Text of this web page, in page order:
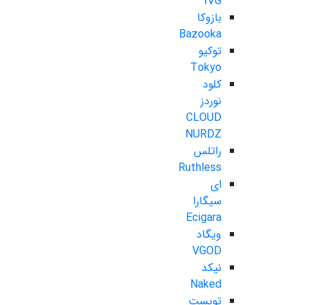
بازوکا
Bazooka
توکیو
Tokyo
کلود
نوردز
CLOUD
NURDZ
راتلس
Ruthless
ای
سیگارا
Ecigara
ویگاد
VGOD
نیکد
Naked
تویست